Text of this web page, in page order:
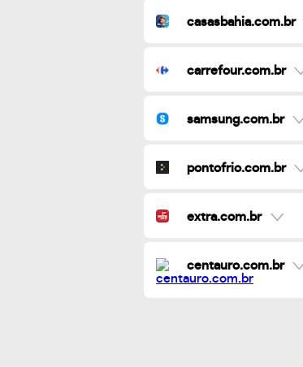
casasbahia.com.br
carrefour.com.br
samsung.com.br
pontofrio.com.br
extra.com.br
centauro.com.br